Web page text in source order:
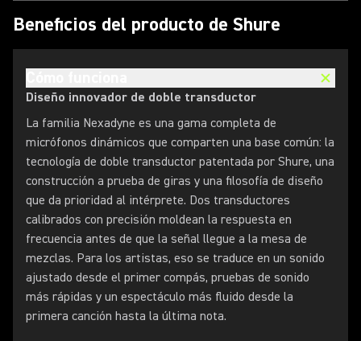
Beneficios del producto de Shure
Diseño innovador de doble transductor
La familia Nexadyne es una gama completa de
micrófonos dinámicos que comparten una base común: la
tecnología de doble transductor patentada por Shure, una
construcción a prueba de giras y una filosofía de diseño
que da prioridad al intérprete. Dos transductores
calibrados con precisión moldean la respuesta en
frecuencia antes de que la señal llegue a la mesa de
mezclas. Para los artistas, eso se traduce en un sonido
ajustado desde el primer compás, pruebas de sonido
más rápidas y un espectáculo más fluido desde la
primera canción hasta la última nota.